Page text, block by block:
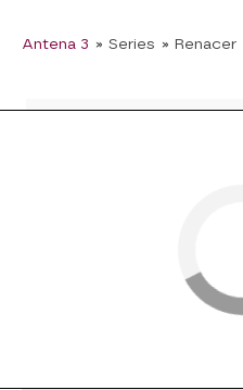
Antena 3 » Series » Renacer